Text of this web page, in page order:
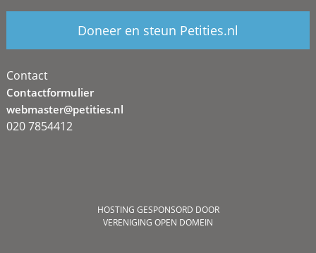
Doneer en steun Petities.nl
Contact
Contactformulier
webmaster@petities.nl
020 7854412
HOSTING GESPONSORD DOOR
VERENIGING OPEN DOMEIN